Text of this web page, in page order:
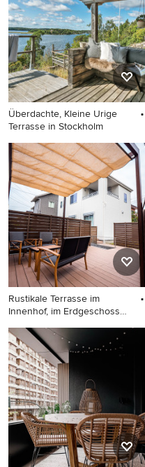
Überdachte, Kleine Urige
Terrasse in Stockholm
Überdachte, Kleine Urige
Terrasse in Stockholm
Rustikale Terrasse im
Innenhof, im Erdgeschoss
Rustikale Terrasse im
Innenhof, im Erdgeschoss mit
Markisen in Sonstige